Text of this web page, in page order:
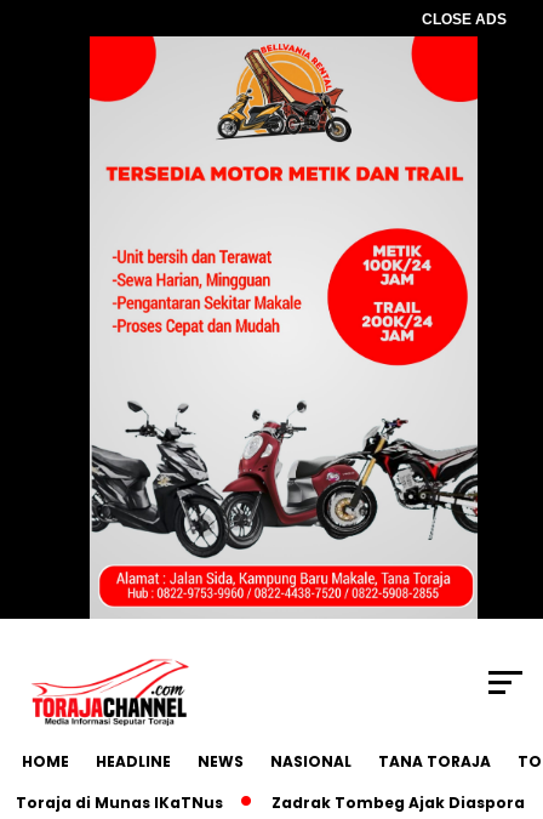
CLOSE ADS
HOME HEADLINE NEWS NASIONAL TANA TORAJA
di Munas IKaTNus
Zadrak Tombeg Ajak Diaspora